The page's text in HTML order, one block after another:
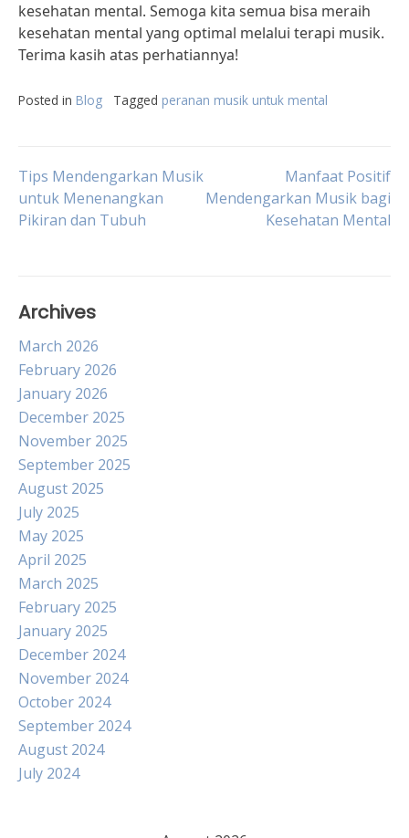
kesehatan mental. Semoga kita semua bisa meraih
kesehatan mental yang optimal melalui terapi musik.
Terima kasih atas perhatiannya!
Posted in Blog Tagged peranan musik untuk mental
Post
navigation
Tips Mendengarkan Musik
untuk Menenangkan
Pikiran dan Tubuh
Manfaat Positif
Mendengarkan Musik bagi
Kesehatan Mental
Archives
March 2026
February 2026
January 2026
December 2025
November 2025
September 2025
August 2025
July 2025
May 2025
April 2025
March 2025
February 2025
January 2025
December 2024
November 2024
October 2024
September 2024
August 2024
July 2024